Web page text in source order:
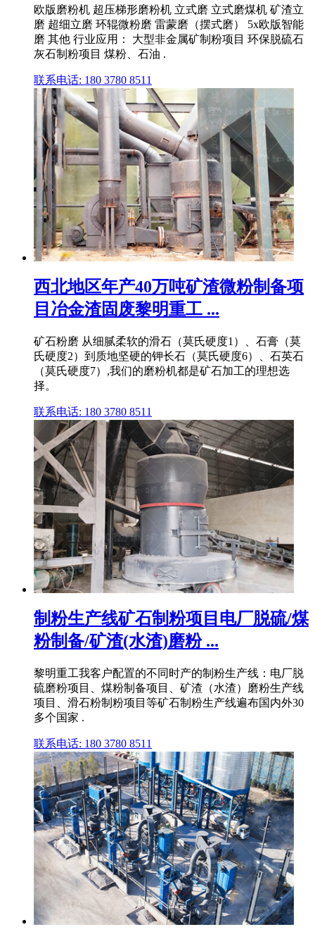
欧版磨粉机 超压梯形磨粉机 立式磨 立式磨煤机 矿渣立
磨 超细立磨 环辊微粉磨 雷蒙磨（摆式磨） 5x欧版智能
磨 其他 行业应用： 大型非金属矿制粉项目 环保脱硫石
灰石制粉项目 煤粉、石油 .
联系电话: 180 3780 8511
西北地区年产40万吨矿渣微粉制备项
目冶金渣固废黎明重工 ...
矿石粉磨 从细腻柔软的滑石（莫氏硬度1）、石膏（莫
氏硬度2）到质地坚硬的钾长石（莫氏硬度6）、石英石
（莫氏硬度7）,我们的磨粉机都是矿石加工的理想选
择。
联系电话: 180 3780 8511
制粉生产线矿石制粉项目电厂脱硫/煤
粉制备/矿渣(水渣)磨粉 ...
黎明重工我客户配置的不同时产的制粉生产线：电厂脱
硫磨粉项目、煤粉制备项目、矿渣（水渣）磨粉生产线
项目、滑石粉制粉项目等矿石制粉生产线遍布国内外30
多个国家 .
联系电话: 180 3780 8511